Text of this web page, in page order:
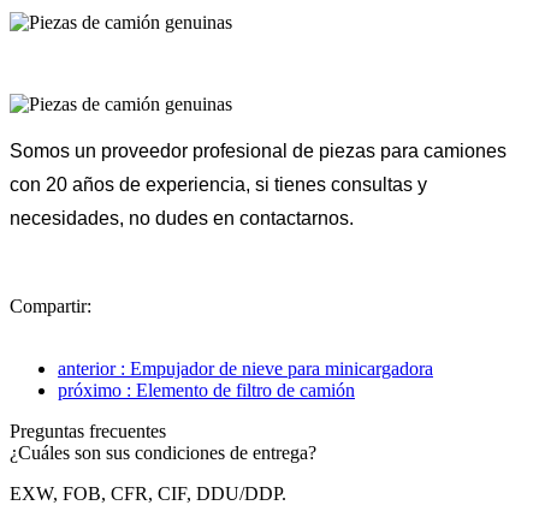
Somos un proveedor profesional de piezas para camiones
con 20 años de experiencia, si tienes consultas y
necesidades, no dudes en contactarnos.
Compartir:
anterior : Empujador de nieve para minicargadora
próximo : Elemento de filtro de camión
Preguntas frecuentes
¿Cuáles son sus condiciones de entrega?
EXW, FOB, CFR, CIF, DDU/DDP.